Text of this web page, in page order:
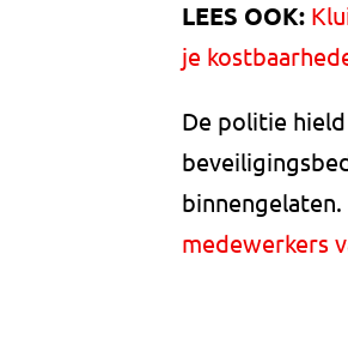
LEES OOK:
je
De politie
binnengelaten.
medewerkers